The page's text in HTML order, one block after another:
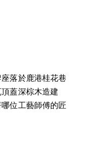
落於鹿港桂花巷
蓋深棕木造建
位工藝師傅的匠